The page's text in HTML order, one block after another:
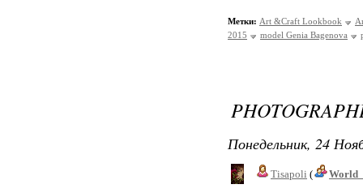
Метки: Art &Craft Lookbook
2015
model Genia Bagenova
Понедельник, 24
Tisapoli (